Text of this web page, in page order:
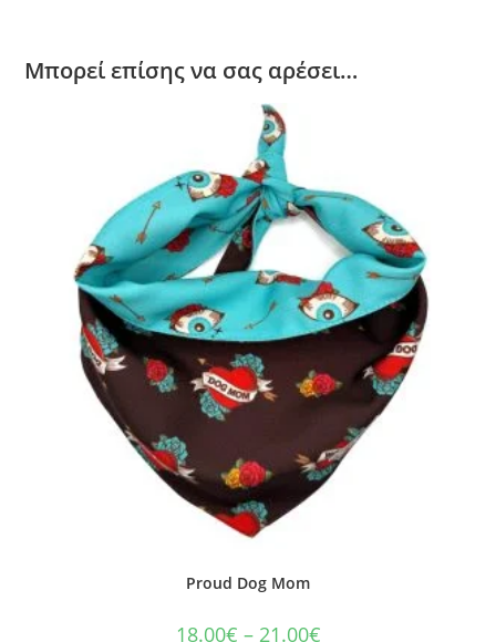
Μπορεί επίσης να σας αρέσει…
Proud Dog Mom
18.00€ – 21.00€